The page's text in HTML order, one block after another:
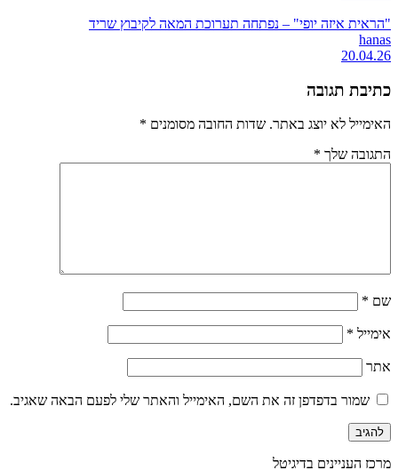
"הראית איזה יופי" – נפתחה תערוכת המאה לקיבוץ שריד
hanas
20.04.26
כתיבת תגובה
האימייל לא יוצג באתר. שדות החובה מסומנים *
התגובה שלך *
שם *
אימייל *
אתר
שמור בדפדפן זה את השם, האימייל והאתר שלי לפעם הבאה שאגיב.
מרכז העניינים בדיגיטל